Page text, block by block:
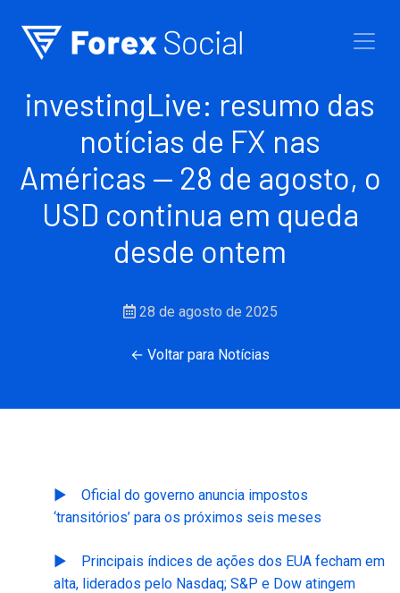
investingLive: resumo das
notícias de FX nas
Américas — 28 de agosto, o
USD continua em queda
desde ontem
28 de agosto de 2025
← Voltar para Notícias
Oficial do governo anuncia impostos
‘transitórios’ para os próximos seis meses
Principais índices de ações dos EUA fecham em
alta, liderados pelo Nasdaq; S&P e Dow atingem